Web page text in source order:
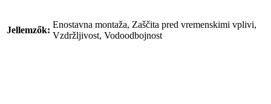
Jellemzők:
Enostavna montaža, Zaščita pred vremenskimi vplivi,
Vzdržljivost, Vodoodbojnost